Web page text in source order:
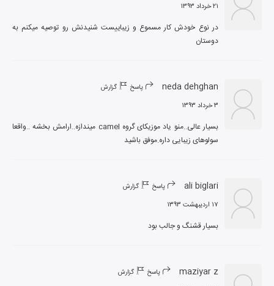
۲۱ خرداد ۱۳۹۳
در نوع خودش کار مسموع و زیباییست شنیدنش رو توصیه میکنم به
دوستان
neda dehghan پاسخ گزارش
۳ خرداد ۱۳۹۳
بسیار عالی..منو یاد موزیکای گروه camel میندازه..ارامش بخشه ..واقعا
سولوهای زیبایی داره.موفق باشید
ali biglari پاسخ گزارش
۱۷ اردیبهشت ۱۳۹۳
بسیار قشنگ و جالب بود
maziyar z پاسخ گزارش